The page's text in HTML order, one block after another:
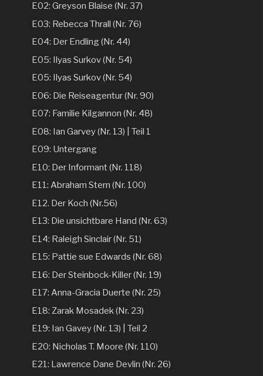
E02: Greyson Blaise (Nr. 37)
E03: Rebecca Thrall (Nr. 76)
E04: Der Endling (Nr. 44)
E05: Ilyas Surkov (Nr. 54)
E05: Ilyas Surkov (Nr. 54)
E06: Die Reiseagentur (Nr. 90)
E07: Familie Kilgannon (Nr. 48)
E08: Ian Garvey (Nr. 13) | Teil 1
E09: Untergang
E10: Der Informant (Nr. 118)
E11: Abraham Stern (Nr. 100)
E12. Der Koch (Nr.56)
E13: Die unsichtbare Hand (Nr. 63)
E14: Raleigh Sinclair (Nr. 51)
E15: Pattie sue Edwards (Nr. 68)
E16: Der Steinbock-Killer (Nr. 19)
E17: Anna-Gracia Duerte (Nr. 25)
E18: Zarak Mosadek (Nr. 23)
E19: Ian Gavey (Nr. 13) | Teil 2
E20: Nicholas T. Moore (Nr. 110)
E21: Lawrence Dane Devlin (Nr. 26)